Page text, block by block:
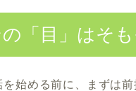
「目」はそ
を始める前に、まずは